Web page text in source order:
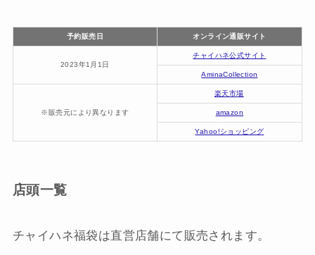
予約販売日 オンライン通販サイト
2023年1月1日
チャイハネ公式サイト
AminaCollection
※販売元により異なります
楽天市場
amazon
Yahoo!ショッピング
店頭一覧
チャイハネ福袋は直営店舗にて販売されます。